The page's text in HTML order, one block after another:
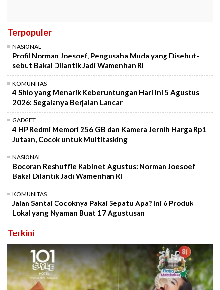
Terpopuler
NASIONAL
Profil Norman Joesoef, Pengusaha Muda yang Disebut-
sebut Bakal Dilantik Jadi Wamenhan RI
KOMUNITAS
4 Shio yang Menarik Keberuntungan Hari Ini 5 Agustus
2026: Segalanya Berjalan Lancar
GADGET
4 HP Redmi Memori 256 GB dan Kamera Jernih Harga Rp1
Jutaan, Cocok untuk Multitasking
NASIONAL
Bocoran Reshuffle Kabinet Agustus: Norman Joesoef
Bakal Dilantik Jadi Wamenhan RI
KOMUNITAS
Jalan Santai Cocoknya Pakai Sepatu Apa? Ini 6 Produk
Lokal yang Nyaman Buat 17 Agustusan
Terkini